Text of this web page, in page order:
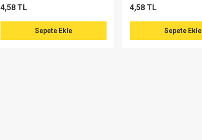
4,58 TL
Sepete Ekle
4,58 TL
Sepete Ekle